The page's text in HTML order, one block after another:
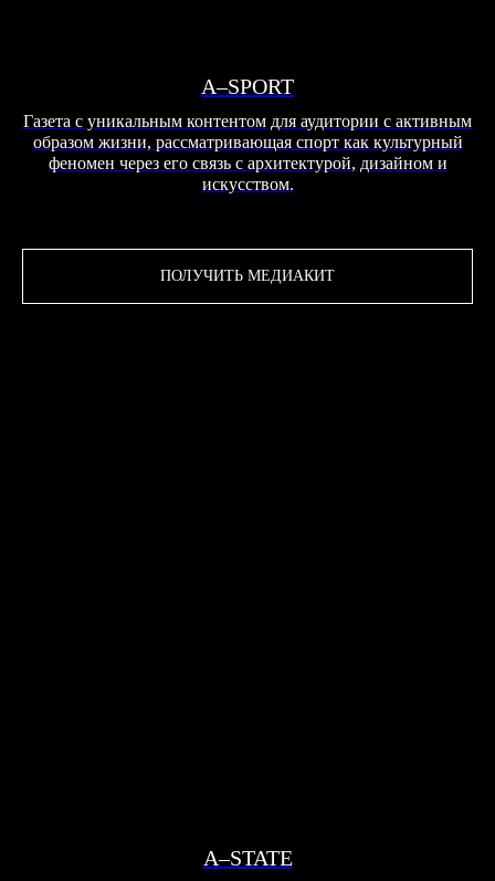
A–SPORT
Газета с уникальным контентом для аудитории с активным
образом жизни, рассматривающая спорт как культурный
феномен через его связь с архитектурой, дизайном и
искусством.
ПОЛУЧИТЬ МЕДИАКИТ
A–STATE